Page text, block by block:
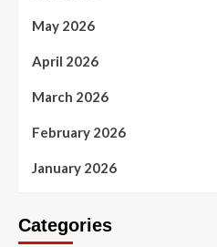
May 2026
April 2026
March 2026
February 2026
January 2026
Categories